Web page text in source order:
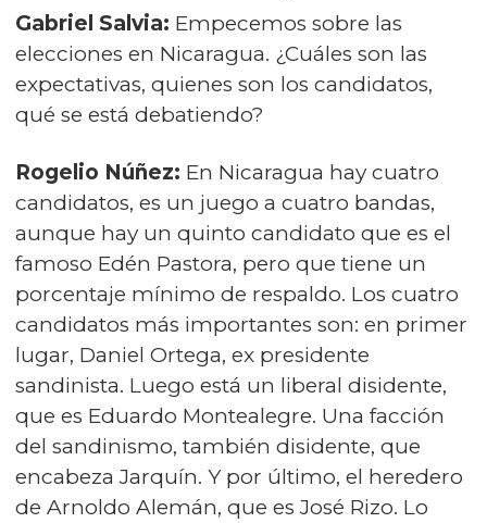
Gabriel Salvia: Empecemos sobre las
elecciones en Nicaragua. ¿Cuáles son las
expectativas, quienes son los candidatos,
qué se está debatiendo?
Rogelio Núñez: En Nicaragua hay cuatro
candidatos, es un juego a cuatro bandas,
aunque hay un quinto candidato que es el
famoso Edén Pastora, pero que tiene un
porcentaje mínimo de respaldo. Los cuatro
candidatos más importantes son: en primer
lugar, Daniel Ortega, ex presidente
sandinista. Luego está un liberal disidente,
que es Eduardo Montealegre. Una facción
del sandinismo, también disidente, que
encabeza Jarquín. Y por último, el heredero
de Arnoldo Alemán, que es José Rizo. Lo